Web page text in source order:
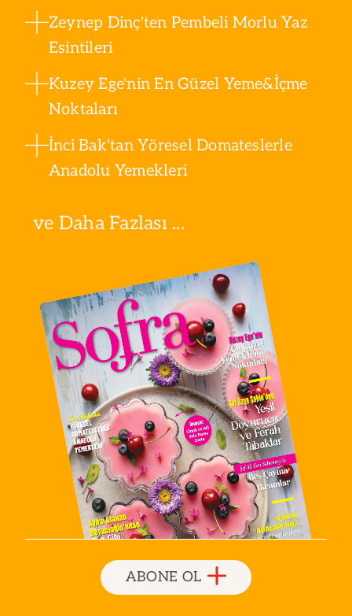
Zeynep Dinç'ten Pembeli Morlu Yaz
Esintileri
Kuzey Ege'nin En Güzel Yeme&İçme
Noktaları
İnci Bak'tan Yöresel Domateslerle
Anadolu Yemekleri
ve Daha Fazlası ...
ABONE OL